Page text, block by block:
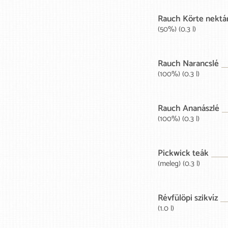
Rauch Körte
(50%) (0.3 l)
Rauch Narancslé
(100%) (0.3 l)
Rauch Ananászlé
(100%) (0.3 l)
Pickwick teák
(meleg) (0.3 l)
Révfülöpi szikvíz
(1.0 l)